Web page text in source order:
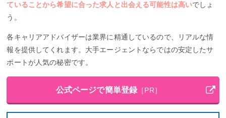
ていることから希望に合った求人と出会える可能性は高いでしょ
う。
各キャリアアドバイザーは業界に精通しているので、リアルな情
報を提供してくれます。大手エージェントならではの安定したサ
ポートが人気の秘密です。
公式ページで簡単登録 ［PR］